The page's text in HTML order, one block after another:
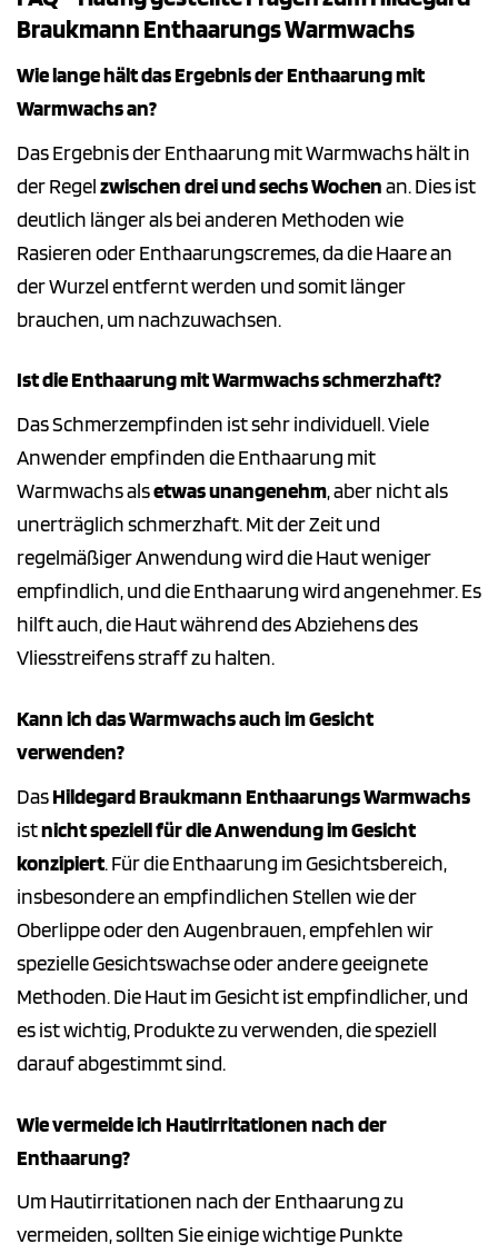
Braukmann Enthaarungs Warmwachs
Wie lange hält das Ergebnis der Enthaarung mit
Warmwachs an?
Das Ergebnis der Enthaarung mit Warmwachs hält in
der Regelzwischen drei und sechs Wochenan. Dies ist
deutlich länger als bei anderen Methoden wie
Rasieren oder Enthaarungscremes, da die Haare an
der Wurzel entfernt werden und somit länger
brauchen, um nachzuwachsen.
Ist die Enthaarung mit Warmwachs schmerzhaft?
Das Schmerzempfinden ist sehr individuell. Viele
Anwender empfinden die Enthaarung mit
Warmwachs alsetwas unangenehm, aber nicht als
unerträglich schmerzhaft. Mit der Zeit und
regelmäßiger Anwendung wird die Haut weniger
empfindlich, und die Enthaarung wird angenehmer. Es
hilft auch, die Haut während des Abziehens des
Vliesstreifens straff zu halten.
Kann ich das Warmwachs auch im Gesicht
verwenden?
DasHildegard Braukmann Enthaarungs Warmwachs
istnicht speziell für die Anwendung im Gesicht
konzipiert. Für die Enthaarung im Gesichtsbereich,
insbesondere an empfindlichen Stellen wie der
Oberlippe oder den Augenbrauen, empfehlen wir
spezielle Gesichtswachse oder andere geeignete
Methoden. Die Haut im Gesicht ist empfindlicher, und
es ist wichtig, Produkte zu verwenden, die speziell
darauf abgestimmt sind.
Wie vermeide ich Hautirritationen nach der
Enthaarung?
Um Hautirritationen nach der Enthaarung zu
vermeiden, sollten Sie einige wichtige Punkte